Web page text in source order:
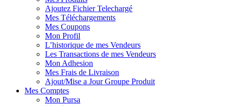
Ajoutez Fichier Telechargé
Mes Téléchargements
Mes Coupons
Mon Profil
L’historique de mes Vendeurs
Les Transactions de mes Vendeurs
Mon Adhesion
Mes Frais de Livraison
Ajout/Mise a Jour Groupe Produit
Mes Comptes
Mon Pursa